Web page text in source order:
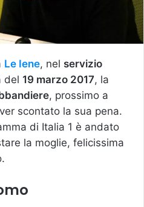
Le Iene, nel servizio
del 19 marzo 2017, la
, prossimo a
scontato la sua pena.
di Italia 1 è andato
la moglie, felicissima